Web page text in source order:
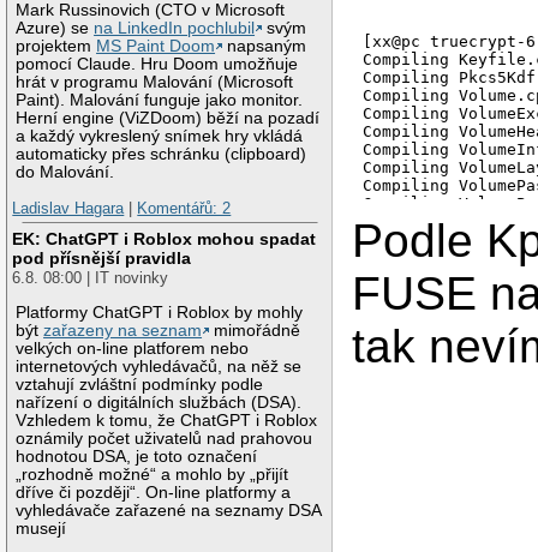
Mark Russinovich (CTO v Microsoft
Azure) se na LinkedIn pochlubil
svým
projektem MS Paint Doom
napsaným
pomocí Claude. Hru Doom umožňuje
hrát v programu Malování (Microsoft
Paint). Malování funguje jako monitor.
Herní engine (ViZDoom) běží na pozadí
a každý vykreslený snímek hry vkládá
automaticky přes schránku (clipboard)
do Malování.
Ladislav Hagara
Komentářů: 2
EK: ChatGPT i Roblox mohou spadat
pod přísnější pravidla
6.8. 08:00 | IT novinky
Platformy ChatGPT i Roblox by mohly
býtzařazeny na seznam
mimořádně
velkých on-line platforem nebo
internetových vyhledávačů, na něž se
vztahují zvláštní podmínky podle
nařízení o digitálních službách (DSA).
Vzhledem k tomu, že ChatGPT i Roblox
oznámily počet uživatelů nad prahovou
hodnotou DSA, je toto označení
„rozhodně možné“ a mohlo by „přijít
dříve či později“. On-line platformy a
vyhledávače zařazené na seznamy DSA
musejí
[xx@pc truecrypt-
Compiling
Compiling
Compiling
Compiling
Compiling
Compiling
Compiling
Compiling
Compiling
Compiling
Compiling Aeskey.c
Compiling Aestab.c
Compiling
Compiling Cast.c
Compiling Des.c
Compiling Rmd160.c
Compiling
Compiling Sha1.c
Podle
FUSE
tak